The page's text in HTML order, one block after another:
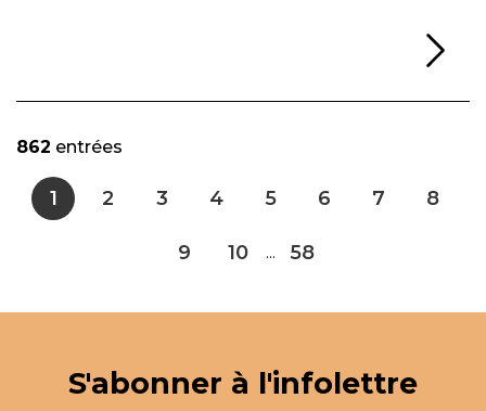
862 entrées
1 2 3 4 5 6 7 8
9 10 ... 58
S'abonner à l'infolettre